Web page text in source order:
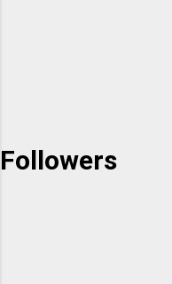
Followers